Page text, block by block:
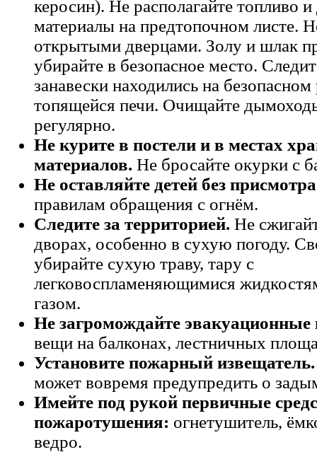
керосин). Не располагайте топливо
материалы на предтопочном листе.
открытыми дверцами. Золу и шлак
убирайте в безопасное место.
занавески находились на
топящейся печи. Очищайте
регулярно.
Не курите в постели и в местах
материалов. Не бросайте окурки с
Не оставляйте детей без
правилам обращения с огнём.
Следите за территорией. Не
дворах, особенно в сухую погоду.
убирайте сухую траву, тару с
легковоспламеняющимися
газом.
Не загромождайте эвакуационные
вещи на балконах, лестничных
Установите пожарный извещатель.
может вовремя предупредить о
Имейте под рукой первичные
пожаротушения: огнетушитель,
ведро.